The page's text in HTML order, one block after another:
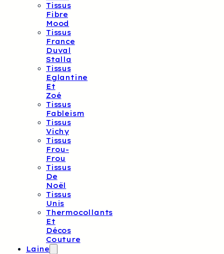
Tissus
Fibre
Mood
Tissus
France
Duval
Stalla
Tissus
Eglantine
Et
Zoé
Tissus
Fableism
Tissus
Vichy
Tissus
Frou-
Frou
Tissus
De
Noël
Tissus
Unis
Thermocollants
Et
Décos
Couture
Laine